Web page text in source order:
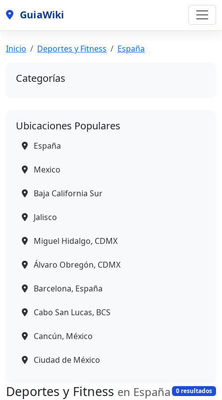
GuiaWiki
Inicio Deportes y Fitness España
Categorías
Ubicaciones Populares
España
Mexico
Baja California Sur
Jalisco
Miguel Hidalgo, CDMX
Álvaro Obregón, CDMX
Barcelona, España
Cabo San Lucas, BCS
Cancún, México
Ciudad de México
Deportes y Fitness en España 0 resultados